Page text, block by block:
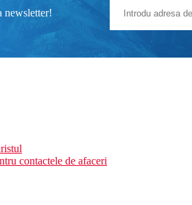
newsletter!
contactele de afaceri